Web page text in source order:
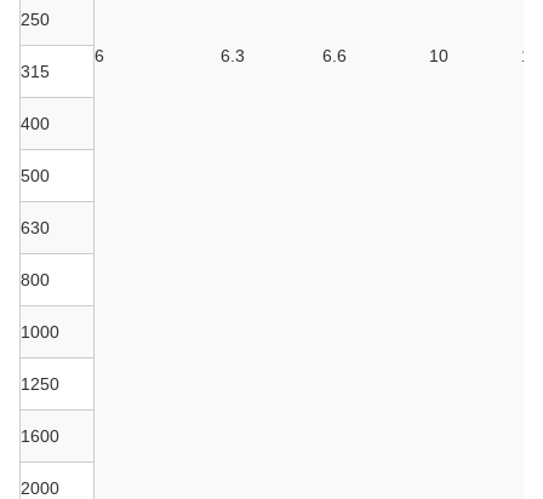
6 6.3 6.6 10
250
315
400
500
630
800
1000
1250
1600
2000